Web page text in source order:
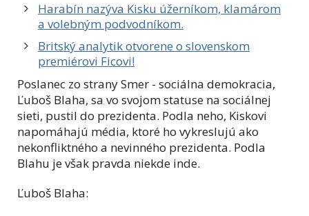
Harabín nazýva Kisku úžerníkom, klamárom
a volebným podvodníkom.
Britský analytik otvorene o slovenskom
premiérovi Ficovi!
Poslanec zo strany Smer - sociálna demokracia,
Ľuboš Blaha, sa vo svojom statuse na sociálnej
sieti, pustil do prezidenta. Podla neho, Kiskovi
napomáhajú média, ktoré ho vykreslujú ako
nekonfliktného a nevinného prezidenta. Podla
Blahu je však pravda niekde inde.
Ľuboš Blaha: